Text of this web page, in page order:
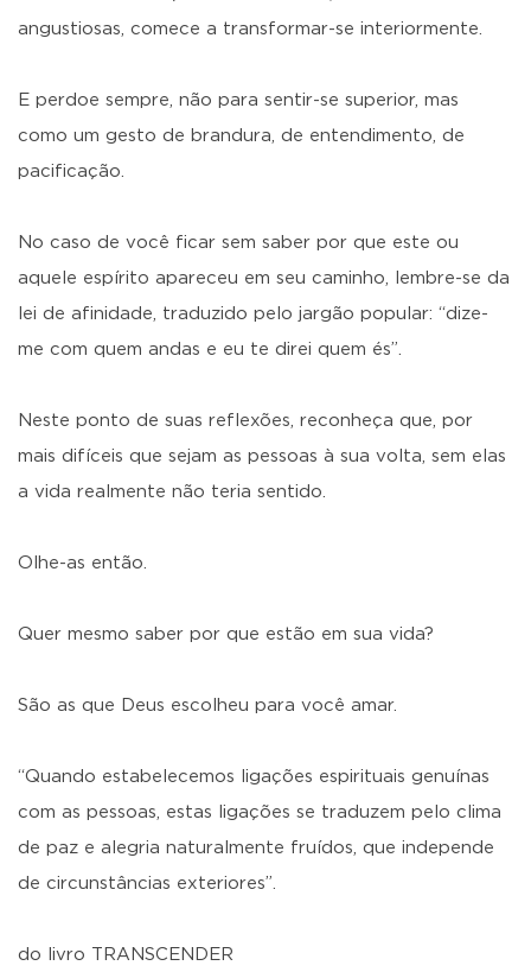
angustiosas, comece a transformar-se interiormente.
E perdoe sempre, não para sentir-se superior, mas
como um gesto de brandura, de entendimento, de
pacificação.
No caso de você ficar sem saber por que este ou
aquele espírito apareceu em seu caminho, lembre-se da
lei de afinidade, traduzido pelo jargão popular: “dize-
me com quem andas e eu te direi quem és”.
Neste ponto de suas reflexões, reconheça que, por
mais difíceis que sejam as pessoas à sua volta, sem elas
a vida realmente não teria sentido.
Olhe-as então.
Quer mesmo saber por que estão em sua vida?
São as que Deus escolheu para você amar.
“Quando estabelecemos ligações espirituais genuínas
com as pessoas, estas ligações se traduzem pelo clima
de paz e alegria naturalmente fruídos, que independe
de circunstâncias exteriores”.
do livro TRANSCENDER